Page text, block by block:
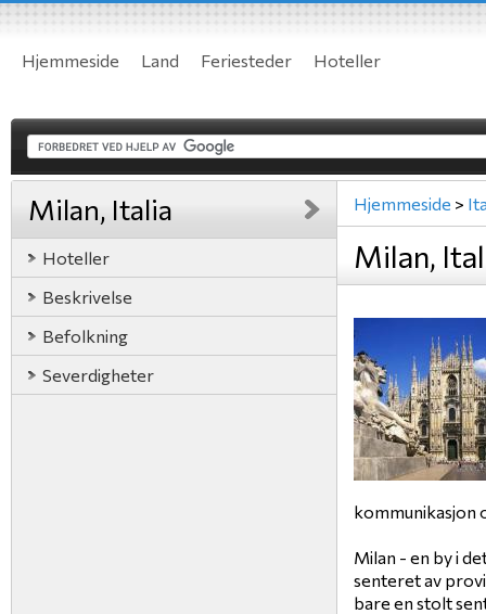
Hjemmeside Land Feriesteder Hoteller
Milan, Italia
Hoteller
Beskrivelse
Befolkning
Severdigheter
Hjemmeside >
Milan,
kommunikasjon
Milan - en by i
senteret av
bare en stolt